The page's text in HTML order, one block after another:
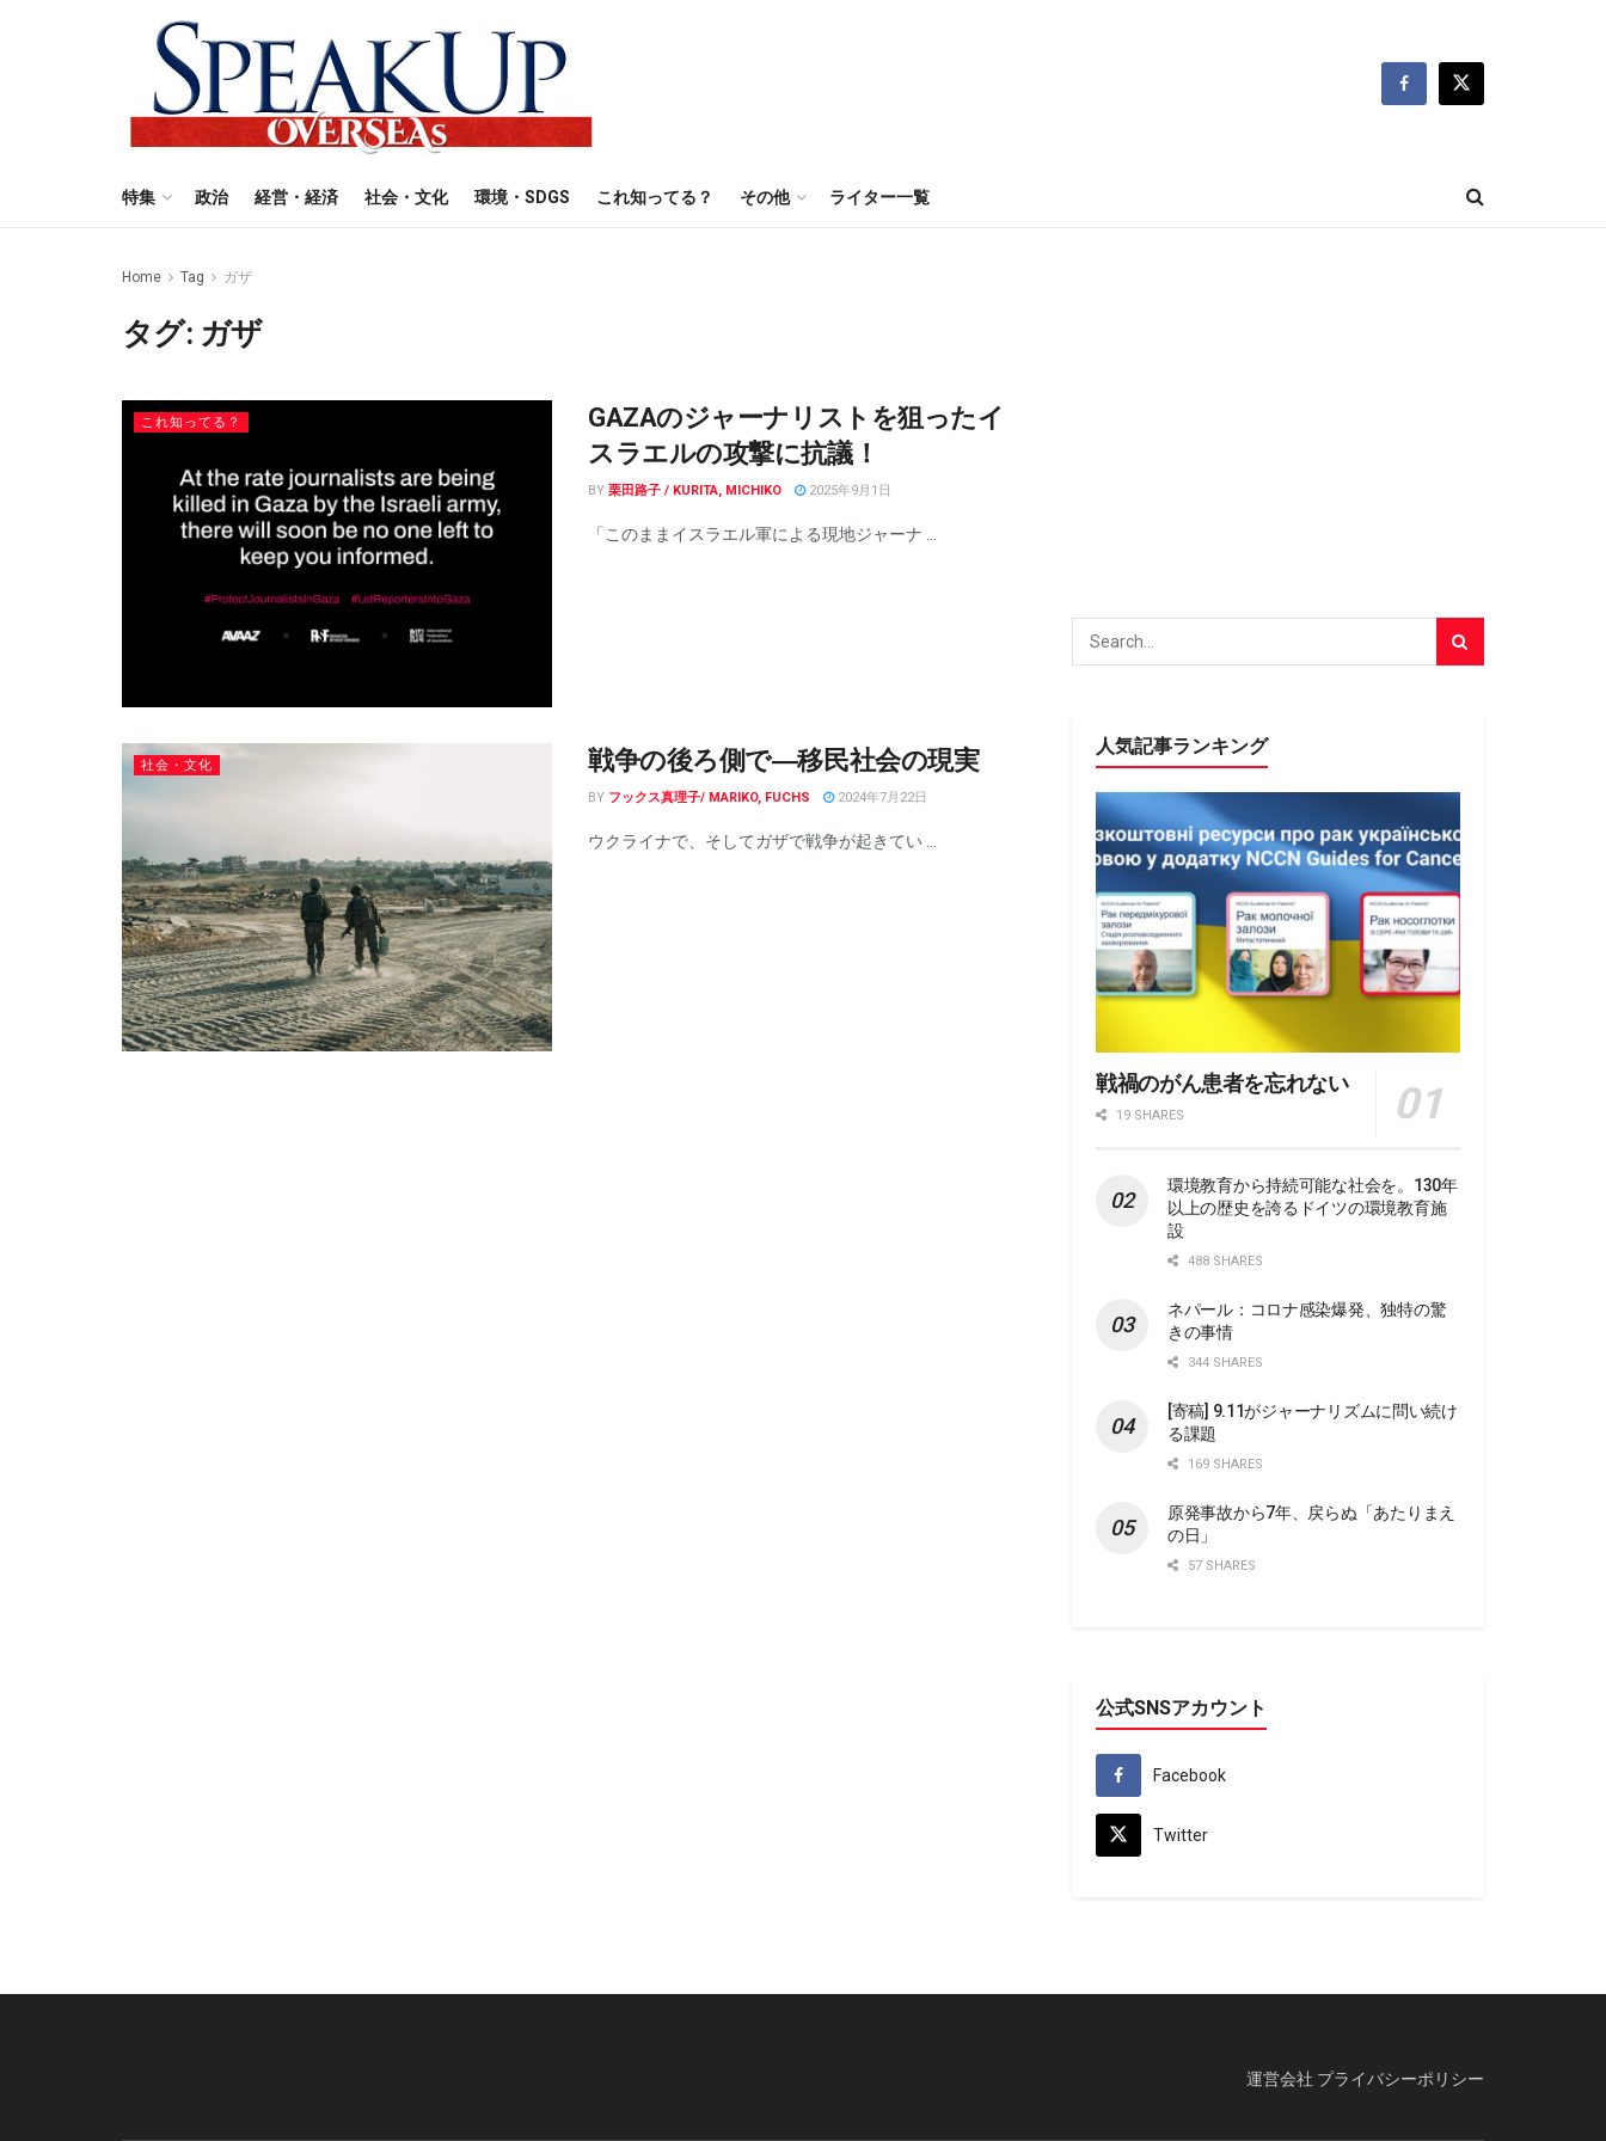
特集 政治 経営・経済 社会・文化 環境・SDGS これ知ってる？ その他 ライター一覧
Home Tag ガザ
タグ: ガザ
これ知ってる？
GAZAのジャーナリストを狙ったイ
スラエルの攻撃に抗議！
BY 栗田路子 / KURITA, MICHIKO 2025年9月1日
「このままイスラエル軍による現地ジャーナ ...
社会・文化 戦争の後ろ側で―移民社会の現実
BY フックス真理子/ MARIKO, FUCHS 2024年7月22日
ウクライナで、そしてガザで戦争が起きてい ...
人気記事ランキング
戦禍のがん患者を忘れない
19 SHARES
環境教育から持続可能な社会を。130年
以上の歴史を誇るドイツの環境教育施
設
488 SHARES
ネパール：コロナ感染爆発、独特の驚
きの事情
344 SHARES
[寄稿] 9.11がジャーナリズムに問い続け
る課題
169 SHARES
原発事故から7年、戻らぬ「あたりまえ
の日」
57 SHARES
公式SNSアカウント
Facebook
Twitter
運営会社 プライバシーポリシー